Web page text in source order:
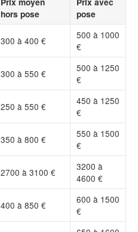
hors pose
pose
300 à 400 €
500 à 1000
€
300 à 550 €
500 à 1250
€
250 à 550 €
450 à 1250
€
350 à 800 €
550 à 1500
€
2700 à 3100 €
3200 à
4600 €
400 à 850 €
600 à 1500
€